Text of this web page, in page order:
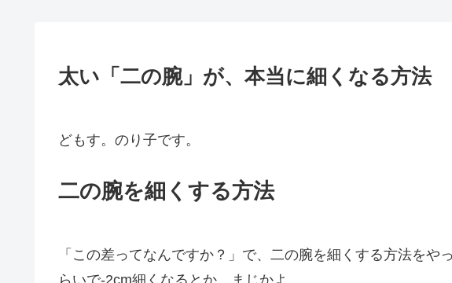
太い「二の腕」が、本当に細くなる方法
どもす。のり子です。
二の腕を細くする方法
「この差ってなんですか？」で、二の腕を細くする方法をや